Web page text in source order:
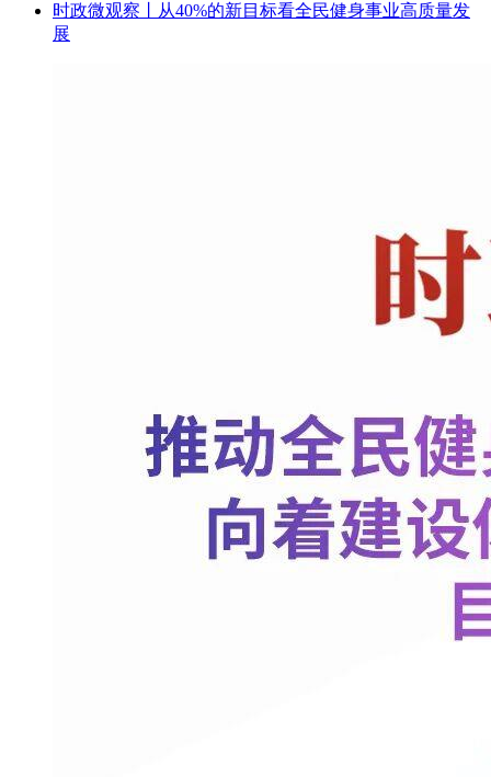
时政微观察丨从40%的新目标看全民健身事业高质量发
展